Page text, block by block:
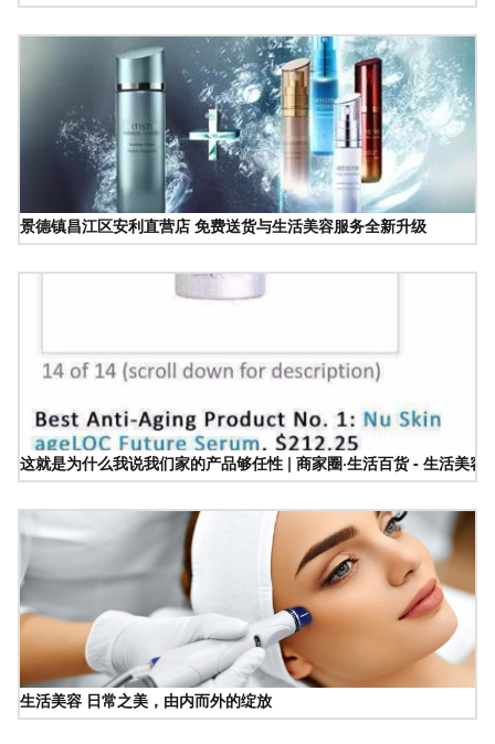
景德镇昌江区安利直营店 免费送货与生活美容服务全新升级
这就是为什么我说我们家的产品够任性 | 商家圈·生活百货 - 生活美容
生活美容 日常之美，由内而外的绽放